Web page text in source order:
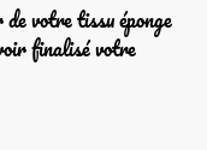
votre tissu éponge
finalisé votre